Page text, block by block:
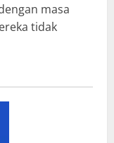
masa
tidak